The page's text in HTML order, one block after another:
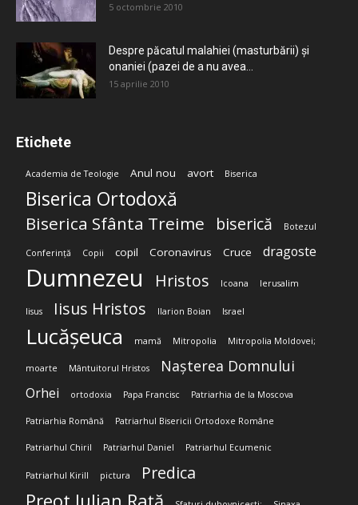
5 octombrie 2010
Despre păcatul malahiei (masturbării) şi
onaniei (pazei de a nu avea...
15 aprilie 2010
Etichete
Academia de Teologie Anul nou avort Biserica
Biserica Ortodoxă
Biserica Sfânta Treime biserică Botezul
Conferință Copii copil Coronavirus Cruce dragoste
Dumnezeu Hristos Icoana Ierusalim
Iisus Iisus Hristos Ilarion Boian Israel
Lucășeuca mamă Mitropolia Mitropolia Moldovei;
moarte Mântuitorul Hristos Nașterea Domnului
Orhei ortodoxia Papa Francisc Patriarhia de la Moscova
Patriarhia Română Patriarhul Bisericii Ortodoxe Române
Patriarhul Chiril Patriarhul Daniel Patriarhul Ecumenic
Patriarhul Kirill pictura Predica